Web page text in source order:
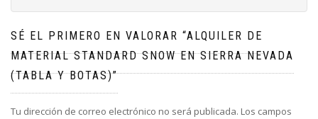
SÉ EL PRIMERO EN VALORAR “ALQUILER DE
MATERIAL STANDARD SNOW EN SIERRA NEVADA
(TABLA Y BOTAS)”
Tu dirección de correo electrónico no será publicada. Los campos